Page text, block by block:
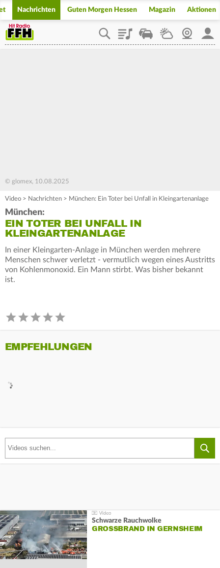
Nachrichten Guten Morgen Hessen Magazin Aktionen
PlaylistStaupilotWetterWebcam
© glomex, 10.08.2025
Video > Nachrichten > München: Ein Toter bei Unfall in Kleingartenanlage
München:
EIN TOTER BEI UNFALL IN
KLEINGARTENANLAGE
In einer Kleingarten-Anlage in München werden mehrere
Menschen schwer verletzt - vermutlich wegen eines Austritts
von Kohlenmonoxid. Ein Mann stirbt. Was bisher bekannt
ist.
EMPFEHLUNGEN
Schwarze Rauchwolke
GROSSBRAND IN GERNSHEIM